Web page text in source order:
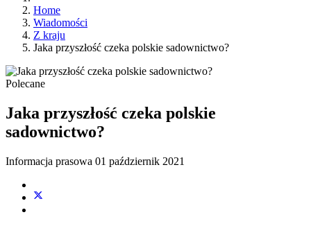
Home
Wiadomości
Z kraju
Jaka przyszłość czeka polskie sadownictwo?
Polecane
Jaka przyszłość czeka polskie
sadownictwo?
Informacja prasowa 01 październik 2021